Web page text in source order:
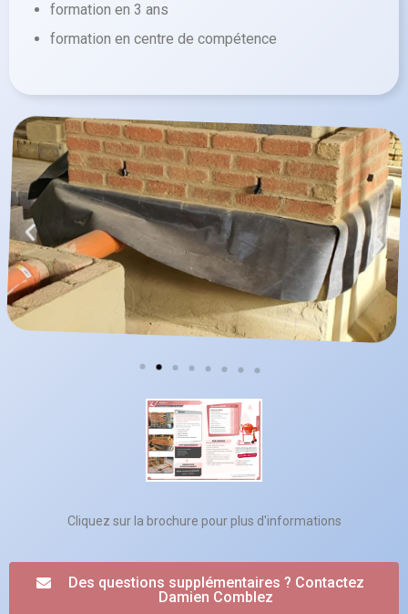
formation en 3 ans
formation en centre de compétence
Cliquez sur la brochure pour plus d'informations
Des questions supplémentaires ? Contactez
Damien Comblez